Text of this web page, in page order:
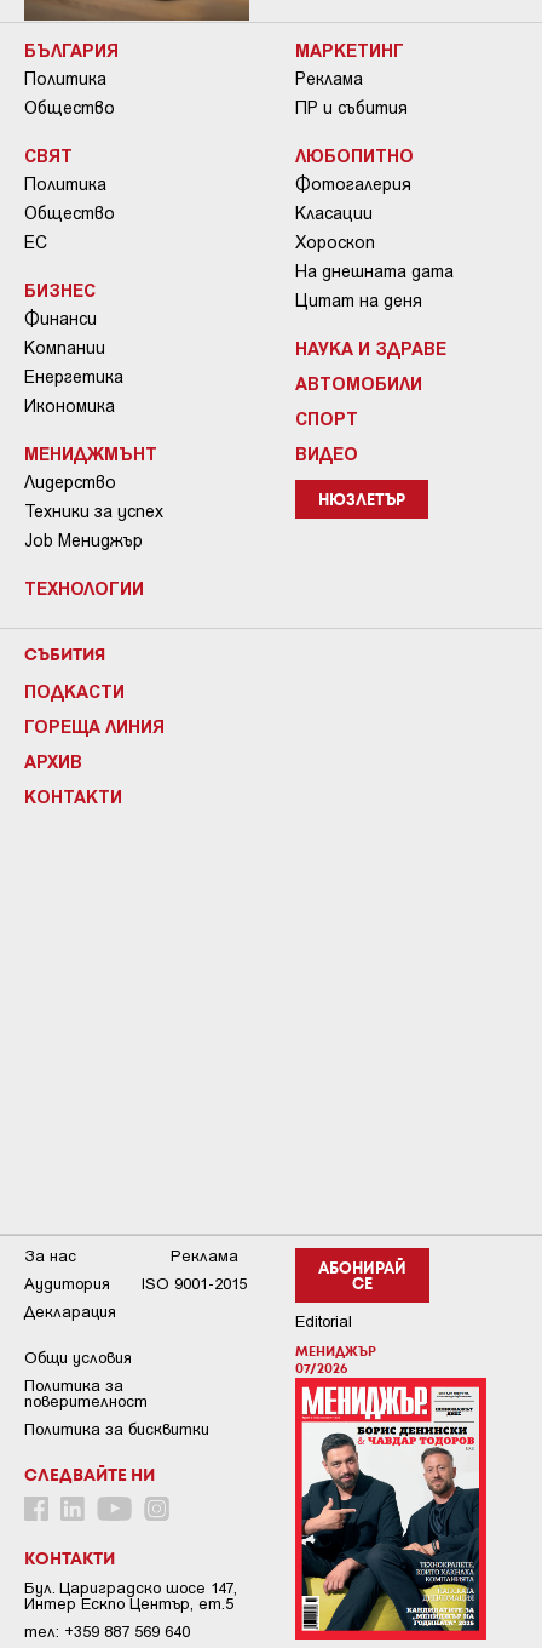
БЪЛГАРИЯ
Политика
Общество
СВЯТ
Политика
Общество
ЕС
БИЗНЕС
Финанси
Компании
Енергетика
Икономика
МЕНИДЖМЪНТ
Лидерство
Техники за успех
Job Мениджър
ТЕХНОЛОГИИ
МАРКЕТИНГ
Реклама
ПР и събития
ЛЮБОПИТНО
Фотогалерия
Класации
Хороскоп
На днешната дата
Цитат на деня
НАУКА И ЗДРАВЕ
АВТОМОБИЛИ
СПОРТ
ВИДЕО
НЮЗЛЕТЪР
СЪБИТИЯ
ПОДКАСТИ
ГОРЕЩА ЛИНИЯ
АРХИВ
КОНТАКТИ
АБОНИРАЙ
СЕ
Editorial
МЕНИДЖЪР
07/2026
За нас
Реклама
Аудитория
ISO 9001-2015
Декларация
Общи условия
Пoлитикa зa
пoвepитeлнocт
Политика за бисквитки
СЛЕДВАЙТЕ НИ
КОНТАКТИ
Бул. Цариградско шосе 147,
Интер Ескпо Център, ет.5
тел: +359 887 569 640